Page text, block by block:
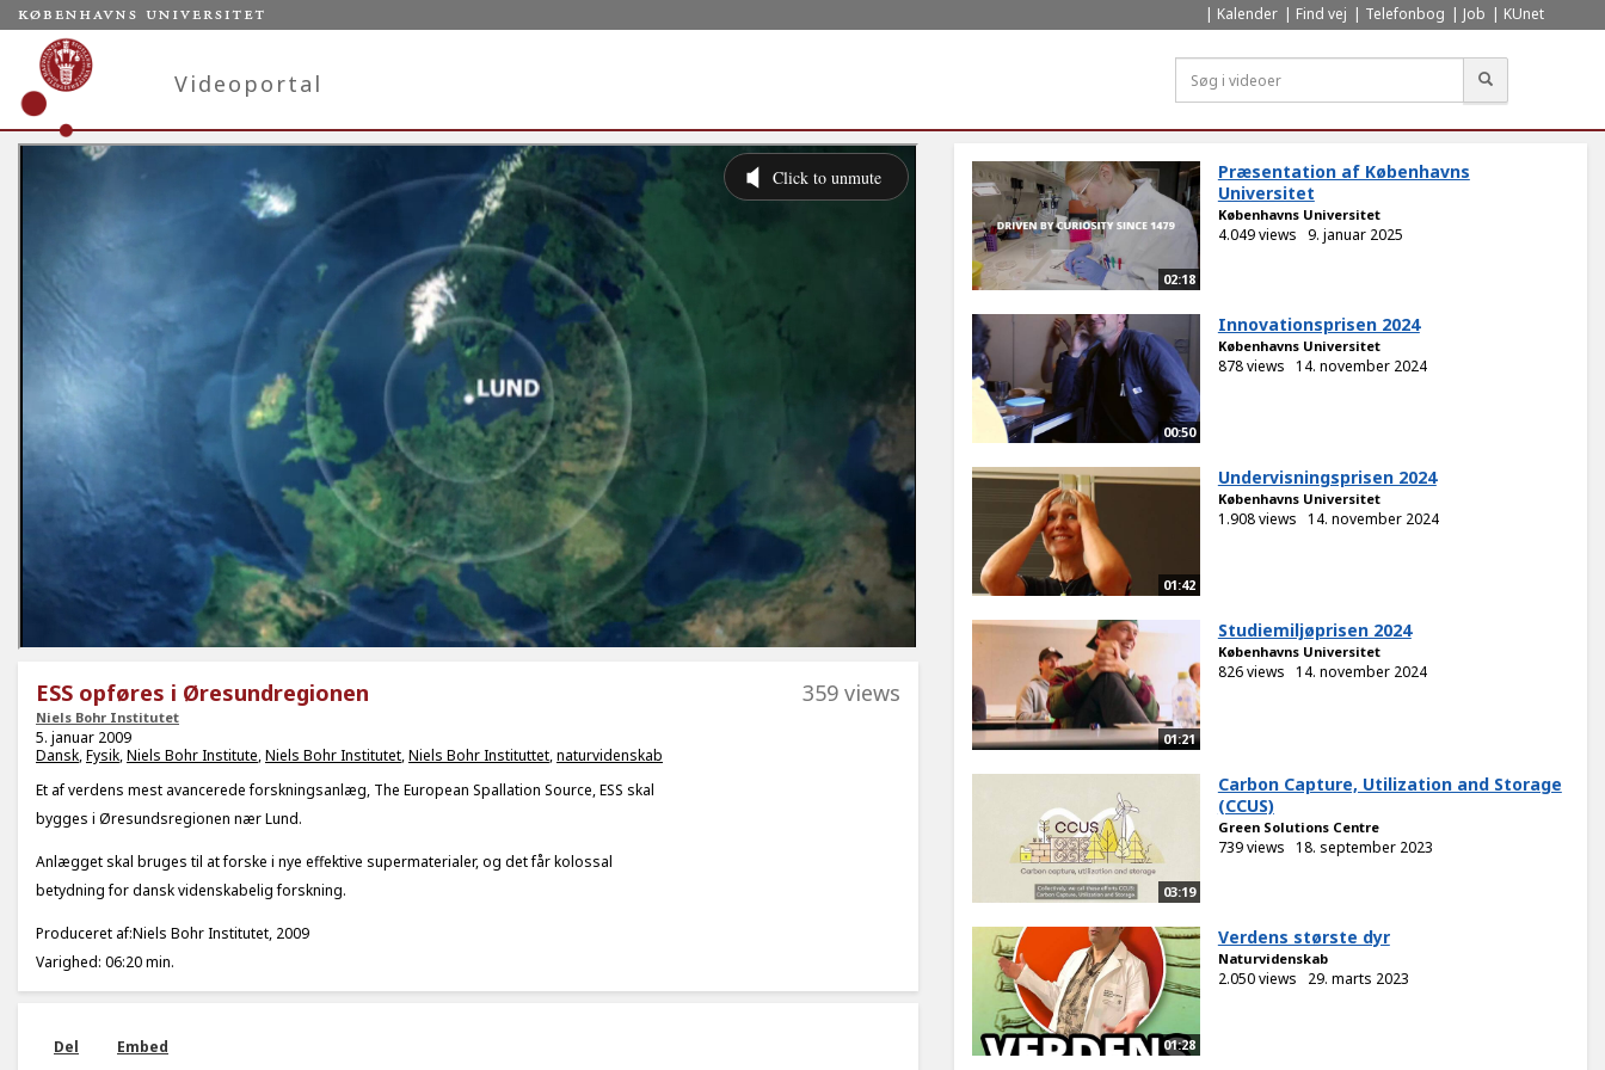
Kalender Find vej Telefonbog Job KUnet
Videoportal
ESS opføres i Øresundregionen
Niels Bohr Institutet
359 views
5. januar 2009
Dansk,Fysik,Niels Bohr Institute,Niels Bohr Institutet,Niels Bohr Instituttet,naturvidenskab
Et af verdens mest avancerede forskningsanlæg, The European Spallation Source, ESS skal
bygges i Øresundsregionen nær Lund.
Anlægget skal bruges til at forske i nye effektive supermaterialer, og det får kolossal
betydning for dansk videnskabelig forskning.
Produceret af:Niels Bohr Institutet, 2009
Varighed: 06:20 min.
Del Embed
02:18
Præsentation af Københavns
Universitet
Københavns Universitet
4.049 views 9. januar 2025
00:50
Innovationsprisen 2024
Københavns Universitet
878 views 14. november 2024
01:42
Undervisningsprisen 2024
Københavns Universitet
1.908 views 14. november 2024
01:21
Studiemiljøprisen 2024
Københavns Universitet
826 views 14. november 2024
03:19
Carbon Capture, Utilization and Storage
(CCUS)
Green Solutions Centre
739 views 18. september 2023
01:28
Verdens største dyr
Naturvidenskab
2.050 views 29. marts 2023